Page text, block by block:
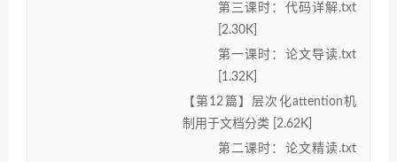
第三课时：代码详解.txt
[2.30K]
第一课时：论文导读.txt
[1.32K]
【第12篇】层次化attention机
制用于文档分类 [2.62K]
第二课时：论文精读.txt